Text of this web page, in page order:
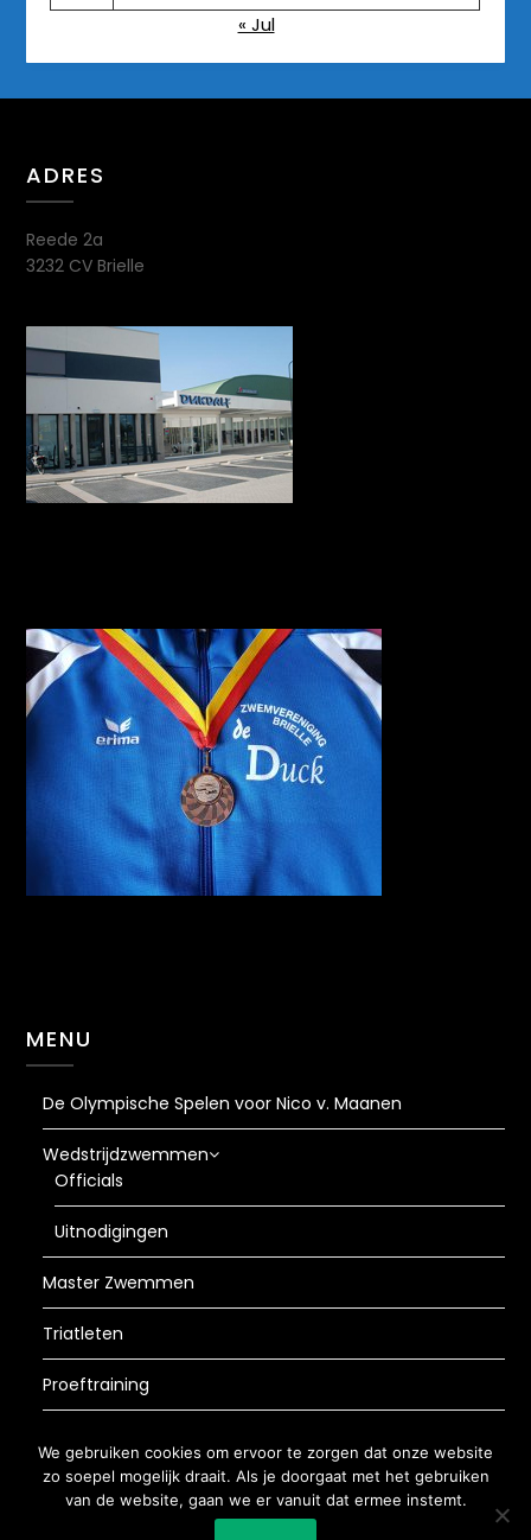
« Jul
ADRES
Reede 2a
3232 CV Brielle
MENU
De Olympische Spelen voor Nico v. Maanen
Wedstrijdzwemmen
Officials
Uitnodigingen
Master Zwemmen
Triatleten
Proeftraining
We gebruiken cookies om ervoor te zorgen dat onze website
zo soepel mogelijk draait. Als je doorgaat met het gebruiken
van de website, gaan we er vanuit dat ermee instemt.